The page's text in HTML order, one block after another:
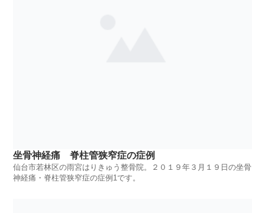
坐骨神経痛 脊柱管狭窄症の症例
仙台市若林区の雨宮はりきゅう整骨院。２０１９年３月１９日の坐骨
神経痛・脊柱管狭窄症の症例1です。